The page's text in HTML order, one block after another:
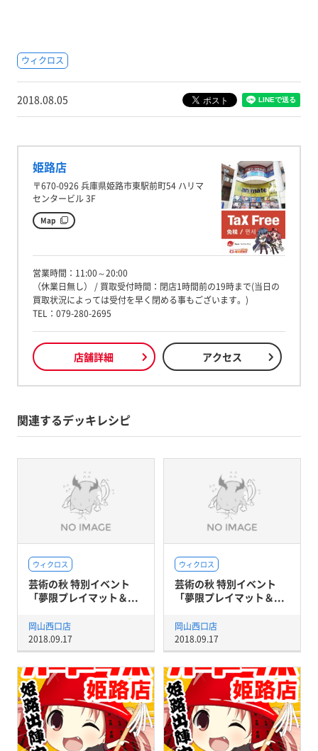
ウィクロス
2018.08.05
姫路店
〒670-0926 兵庫県姫路市東駅前町54 ハリマ
センタービル 3F
Map
営業時間：11:00～20:00
（休業日無し） / 買取受付時間：閉店1時間前の19時まで(当日の
買取状況によっては受付を早く閉める事もございます。)
TEL：079-280-2695
店舗詳細 アクセス
関連するデッキレシピ
ウィクロス
芸術の秋 特別イベント
「夢限プレイマット＆...
岡山西口店
2018.09.17
ウィクロス
芸術の秋 特別イベント
「夢限プレイマット＆...
岡山西口店
2018.09.17